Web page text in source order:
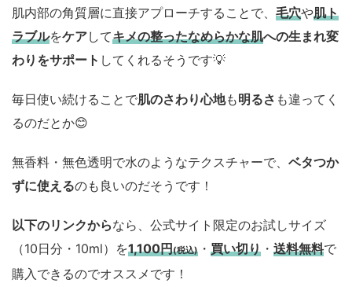
肌内部の角質層に直接アプローチすることで、 毛穴や肌ト
ラブルをケアしてキメの整ったなめらかな肌への生まれ変
わりをサポート してくれるそうです💡
毎日使い続けることで肌のさわり心地も明るさ も違ってく
るのだとか😊
無香料・無色透明で水のようなテクスチャーで、 ベタつか
ずに使えるのも良いのだそうです！
以下のリンクからなら、公式サイト限定のお試しサイズ
（10日分・10ml）を1,100円(税込) ・ 買い切り ・ 送料無料で
購入できるのでオススメです！